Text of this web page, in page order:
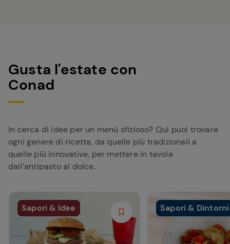
Gusta l'estate con
Conad
In cerca di idee per un menù sfizioso? Qui puoi trovare
ogni genere di ricetta, da quelle più tradizionali a
quelle più innovative, per mettere in tavola
dall'antipasto al dolce.
Sapori & Idee Sapori & Dintorni